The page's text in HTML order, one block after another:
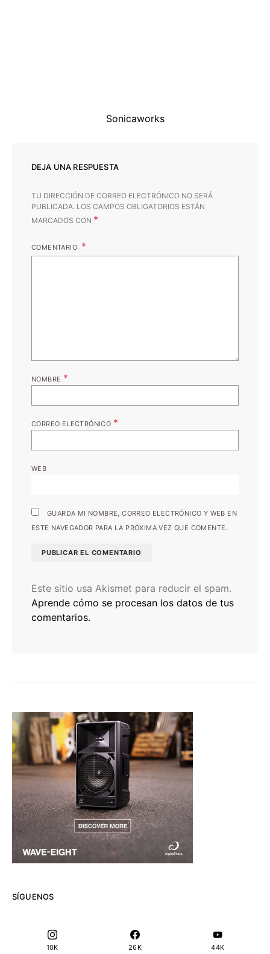
Sonicaworks
DEJA UNA RESPUESTA
TU DIRECCIÓN DE CORREO ELECTRÓNICO NO SERÁ
PUBLICADA. LOS CAMPOS OBLIGATORIOS ESTÁN
MARCADOS CON *
COMENTARIO
NOMBRE *
CORREO ELECTRÓNICO *
WEB
GUARDA MI NOMBRE, CORREO ELECTRÓNICO Y WEB EN
ESTE NAVEGADOR PARA LA PRÓXIMA VEZ QUE COMENTE.
Este sitio usa Akismet para reducir el spam.
Aprende cómo se procesan los datos de tus
comentarios.
SÍGUENOS
10K 26K 44K